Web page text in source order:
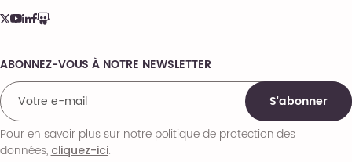
Comments
ABONNEZ-VOUS À NOTRE NEWSLETTER
S'abonner
Pour en savoir plus sur notre politique de protection des
données,cliquez-ici.